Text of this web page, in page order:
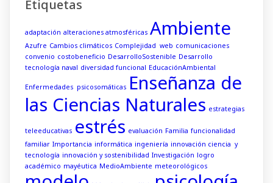
Etiquetas
adaptación alteraciones atmosféricas Ambiente
Azufre Cambios climáticos Complejidad web comunicaciones
convenio costobeneficio DesarrolloSostenible Desarrollo
tecnología naval diversidad funcional EducaciónAmbiental
Enfermedades psicosomáticas Enseñanza de
las Ciencias Naturales estrategias
teleeducativas estrés evaluación Familia funcionalidad
familiar Importancia informática ingeniería innovación ciencia y
tecnología innovación y sostenibilidad Investigación logro
académico mayéutica MedioAmbiente meteorológicos